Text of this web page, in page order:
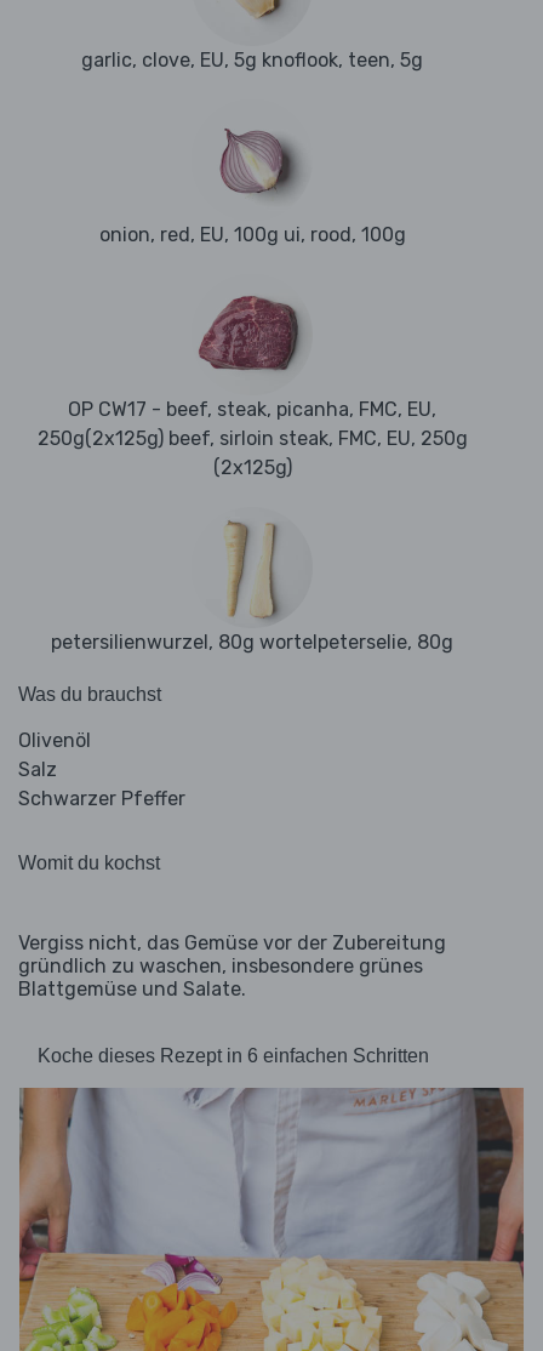
garlic, clove, EU, 5g knoflook, teen, 5g
onion, red, EU, 100g ui, rood, 100g
OP CW17 - beef, steak, picanha, FMC, EU,
250g(2x125g) beef, sirloin steak, FMC, EU, 250g
(2x125g)
petersilienwurzel, 80g wortelpeterselie, 80g
Was du brauchst
Olivenöl
Salz
Schwarzer Pfeffer
Womit du kochst
Vergiss nicht, das Gemüse vor der Zubereitung
gründlich zu waschen, insbesondere grünes
Blattgemüse und Salate.
Koche dieses Rezept in 6 einfachen Schritten